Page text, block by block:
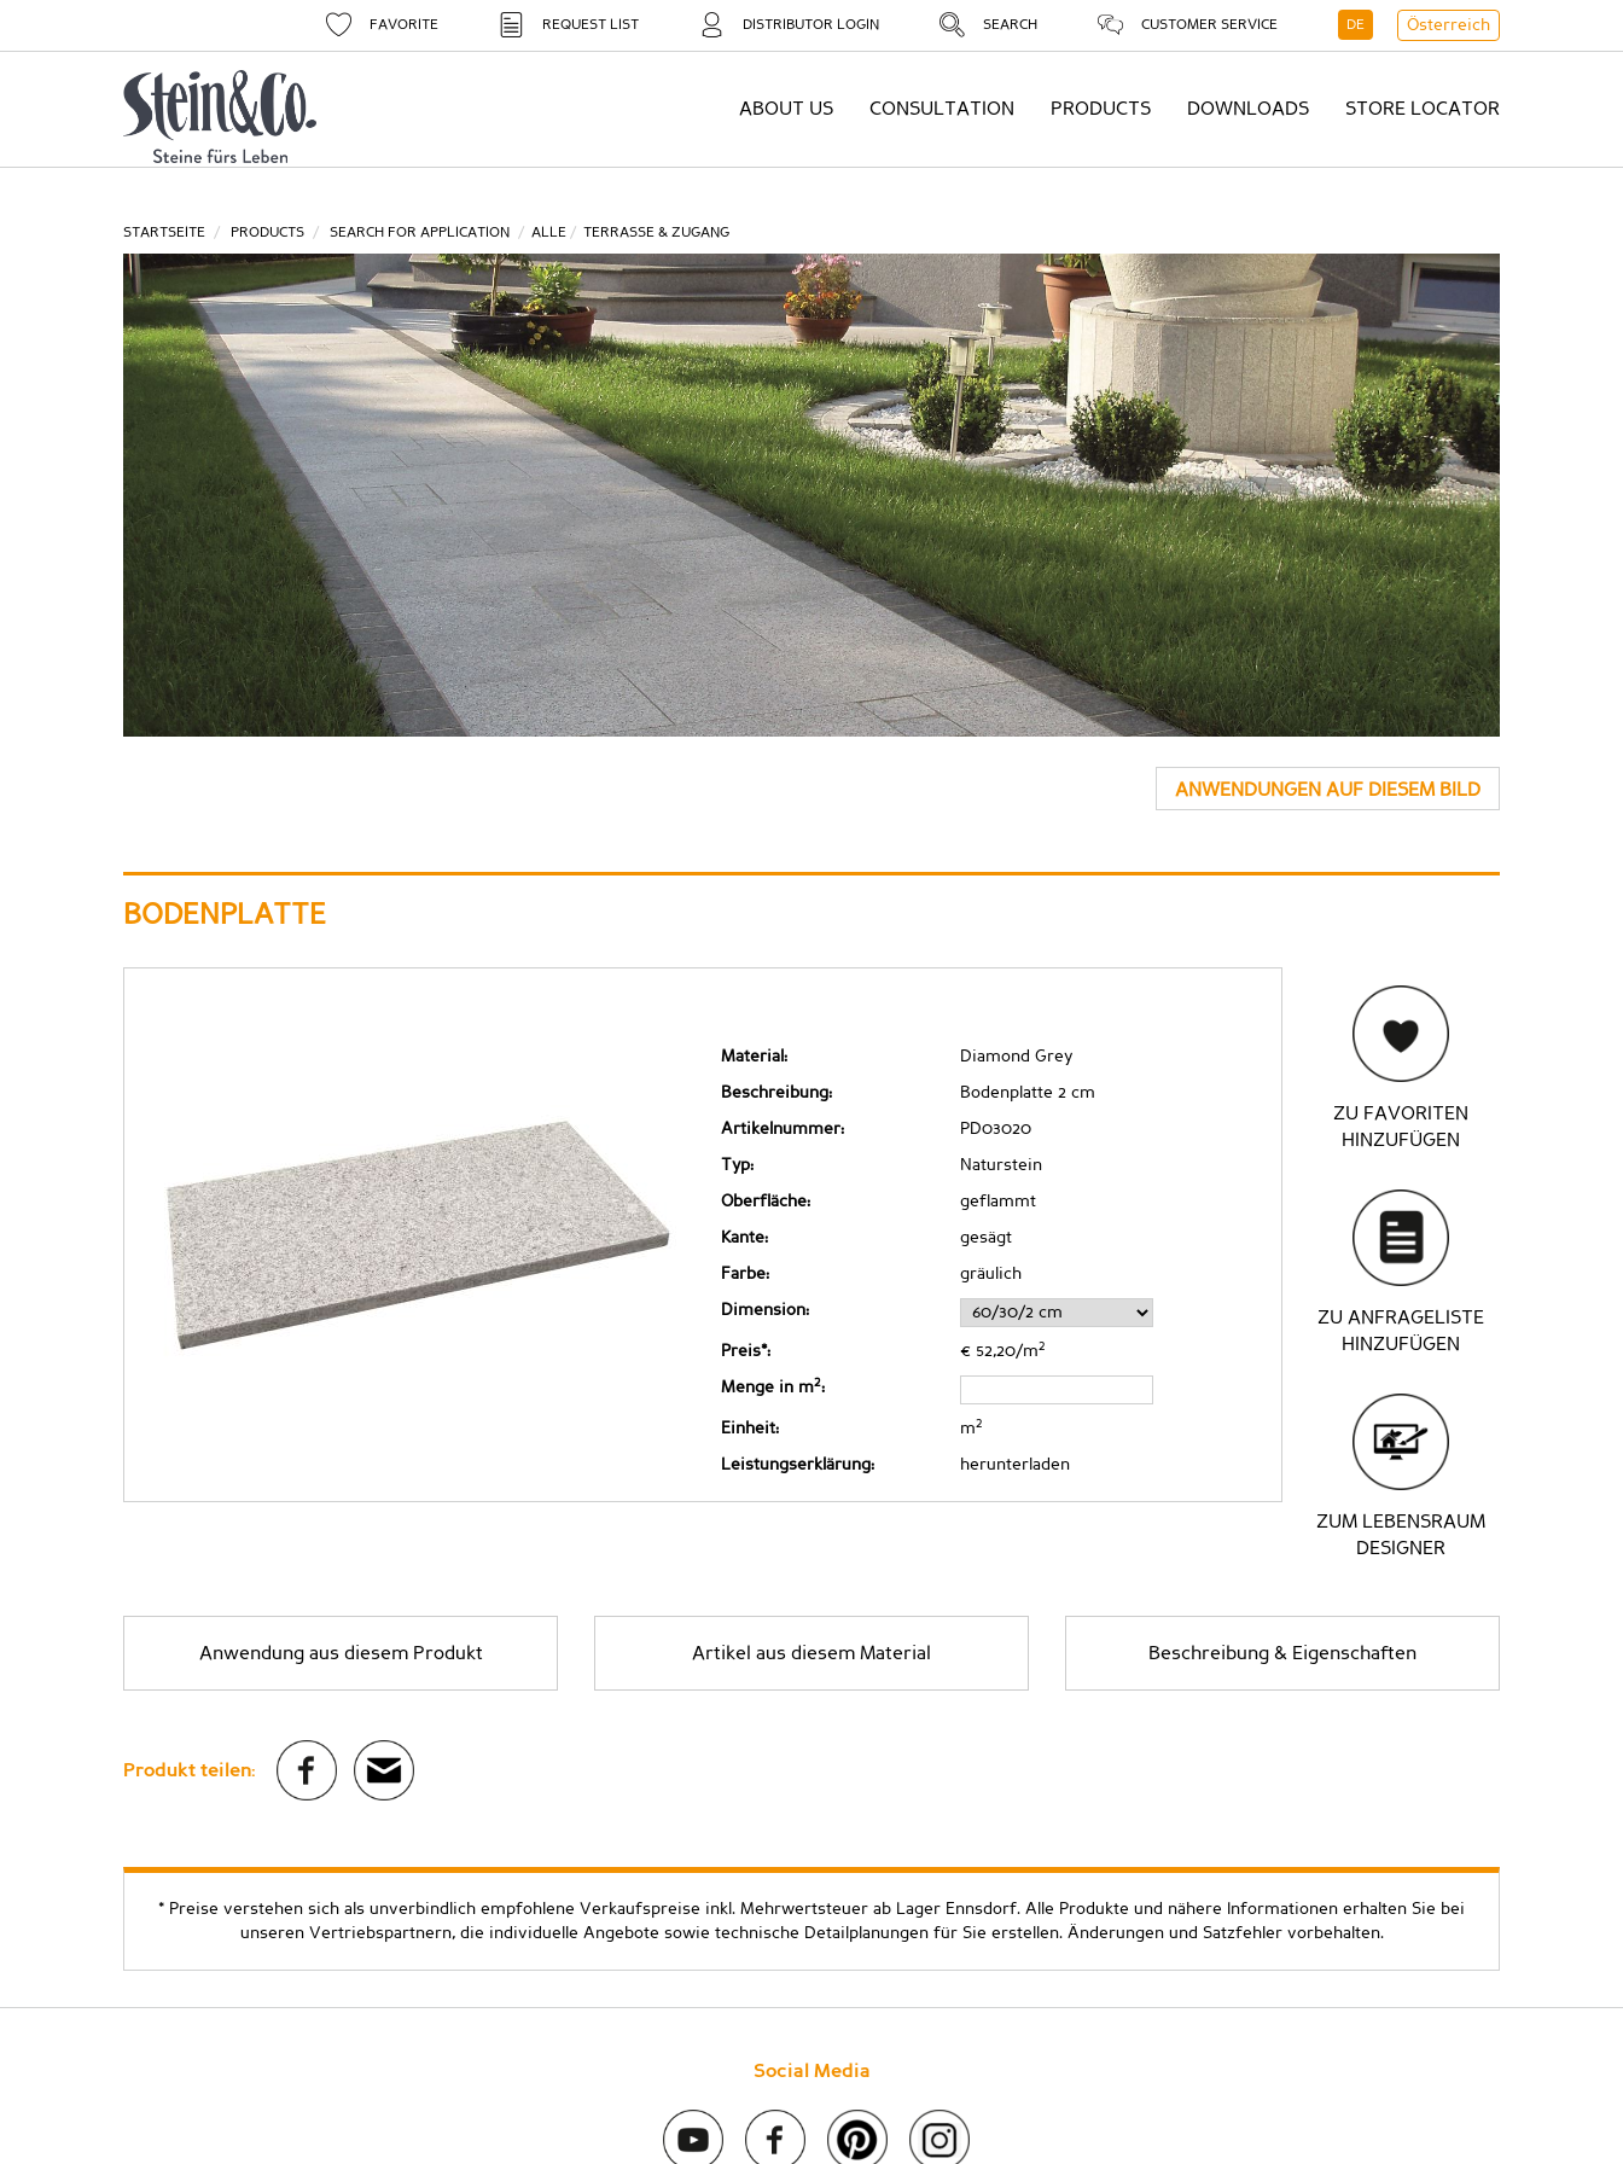
FAVORITE REQUEST LIST DISTRIBUTOR LOGIN SEARCH CUSTOMER SERVICE DE Österreich
ABOUT US CONSULTATION PRODUCTS DOWNLOADS STORE LOCATOR
STARTSEITE PRODUCTS SEARCH FOR APPLICATION ALLE TERRASSE & ZUGANG
ANWENDUNGEN AUF DIESEM BILD
BODENPLATTE
Material: Diamond Grey
Beschreibung: Bodenplatte 2 cm
Artikelnummer: PD03020
Typ: Naturstein
Oberfläche: geflammt
Kante: gesägt
Farbe: gräulich
Dimension:
Preis*: € 52,20/m2
Menge in m2:
Einheit: m2
Leistungserklärung: herunterladen
ZU FAVORITEN
HINZUFÜGEN
ZU ANFRAGELISTE
HINZUFÜGEN
ZUM LEBENSRAUM
DESIGNER
Anwendung aus diesem Produkt Artikel aus diesem Material Beschreibung & Eigenschaften
Produkt teilen:
* Preise verstehen sich als unverbindlich empfohlene Verkaufspreise inkl. Mehrwertsteuer ab Lager Ennsdorf. Alle Produkte und nähere Informationen erhalten Sie bei
unseren Vertriebspartnern, die individuelle Angebote sowie technische Detailplanungen für Sie erstellen. Änderungen und Satzfehler vorbehalten.
Social Media